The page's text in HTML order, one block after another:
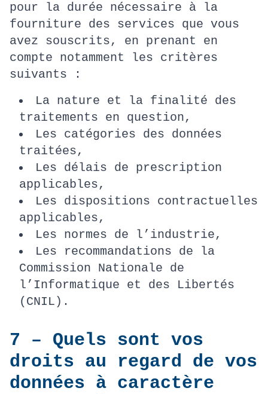
pour la durée nécessaire à la
fourniture des services que vous
avez souscrits, en prenant en
compte notamment les critères
suivants :
La nature et la finalité des
traitements en question,
Les catégories des données
traitées,
Les délais de prescription
applicables,
Les dispositions contractuelles
applicables,
Les normes de l’industrie,
Les recommandations de la
Commission Nationale de
l’Informatique et des Libertés
(CNIL).
7 – Quels sont vos
droits au regard de vos
données à caractère